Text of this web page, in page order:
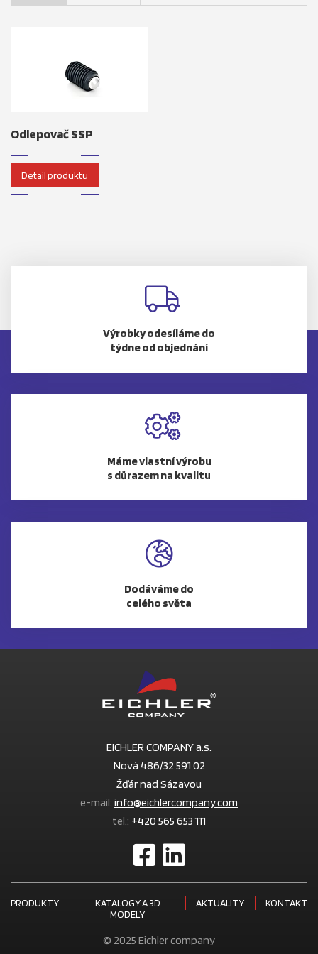
Odlepovač SSP
Detail produktu
Výrobky odesíláme do
týdne od objednání
Máme vlastní výrobu
s důrazem na kvalitu
Dodáváme do
celého světa
© 2025 Eichler company
EICHLER COMPANY a.s.
Nová 486/32 591 02
Žďár nad Sázavou
e-mail: info@eichlercompany.com
tel.: +420 565 653 111
PRODUKTY
KATALOGY A 3D
MODELY
AKTUALITY KONTAKT